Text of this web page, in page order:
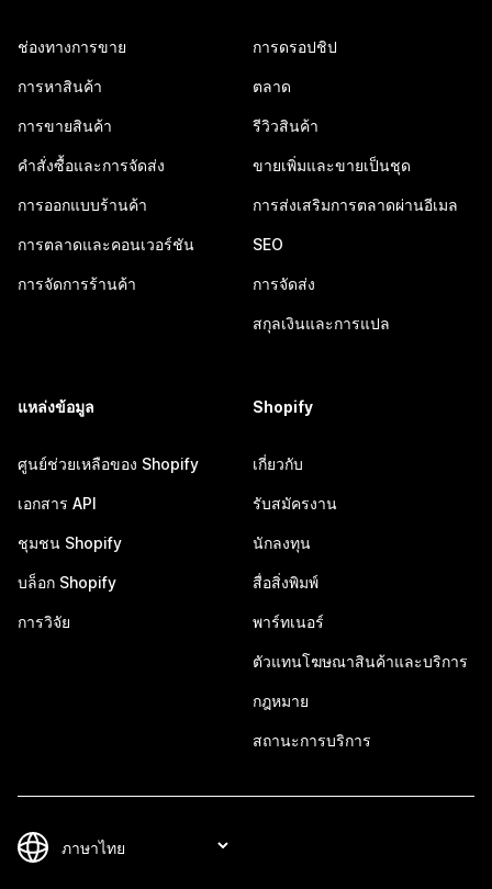
ช่องทางการขาย
การหาสินค้า
การขายสินค้า
คำสั่งซื้อและการจัดส่ง
การออกแบบร้านค้า
การตลาดและคอนเวอร์ชัน
การจัดการร้านค้า
การดรอปชิป
ตลาด
รีวิวสินค้า
ขายเพิ่มและขายเป็นชุด
การส่งเสริมการตลาดผ่านอีเมล
SEO
การจัดส่ง
สกุลเงินและการแปล
แหล่งข้อมูล
ศูนย์ช่วยเหลือของ Shopify
เอกสาร API
ชุมชน Shopify
บล็อก Shopify
การวิจัย
Shopify
เกี่ยวกับ
รับสมัครงาน
นักลงทุน
สื่อสิ่งพิมพ์
พาร์ทเนอร์
ตัวแทนโฆษณาสินค้าและบริการ
กฎหมาย
สถานะการบริการ